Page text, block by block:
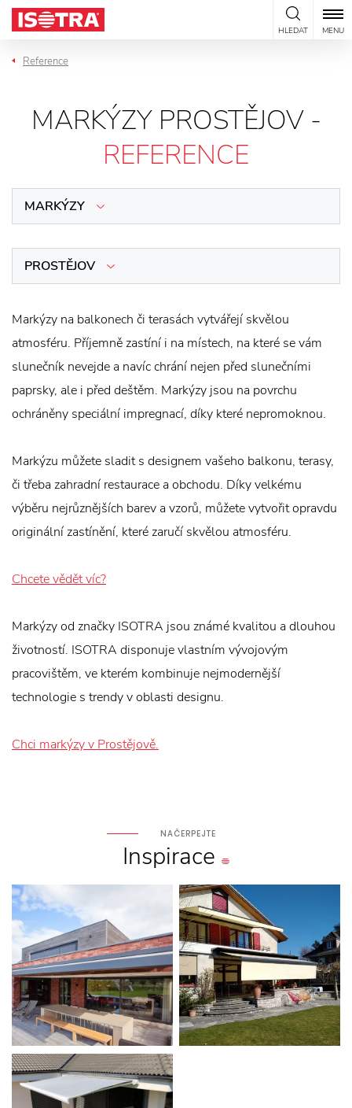
Přeskočit na obsah
HLEDAT MENU
Reference
MARKÝZY PROSTĚJOV -
REFERENCE
MARKÝZY
PROSTĚJOV
Markýzy na balkonech či terasách vytvářejí skvělou
atmosféru. Příjemně zastíní i na místech, na které se vám
slunečník nevejde a navíc chrání nejen před slunečními
paprsky, ale i před deštěm. Markýzy jsou na povrchu
ochráněny speciální impregnací, díky které nepromoknou.
Markýzu můžete sladit s designem vašeho balkonu, terasy,
či třeba zahradní restaurace a obchodu. Díky velkému
výběru nejrůznějších barev a vzorů, můžete vytvořit opravdu
originální zastínění, které zaručí skvělou atmosféru.
Chcete vědět víc?
Markýzy od značky ISOTRA jsou známé kvalitou a dlouhou
životností. ISOTRA disponuje vlastním vývojovým
pracovištěm, ve kterém kombinuje nejmodernější
technologie s trendy v oblasti designu.
Chci markýzy v Prostějově.
NAČERPEJTE
Inspirace